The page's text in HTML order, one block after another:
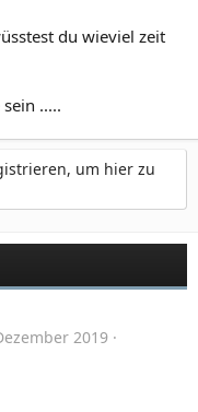
du wieviel zeit
.....
um hier zu
2019